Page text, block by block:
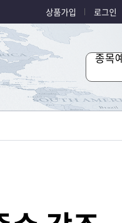
상품가입 로그인
종목